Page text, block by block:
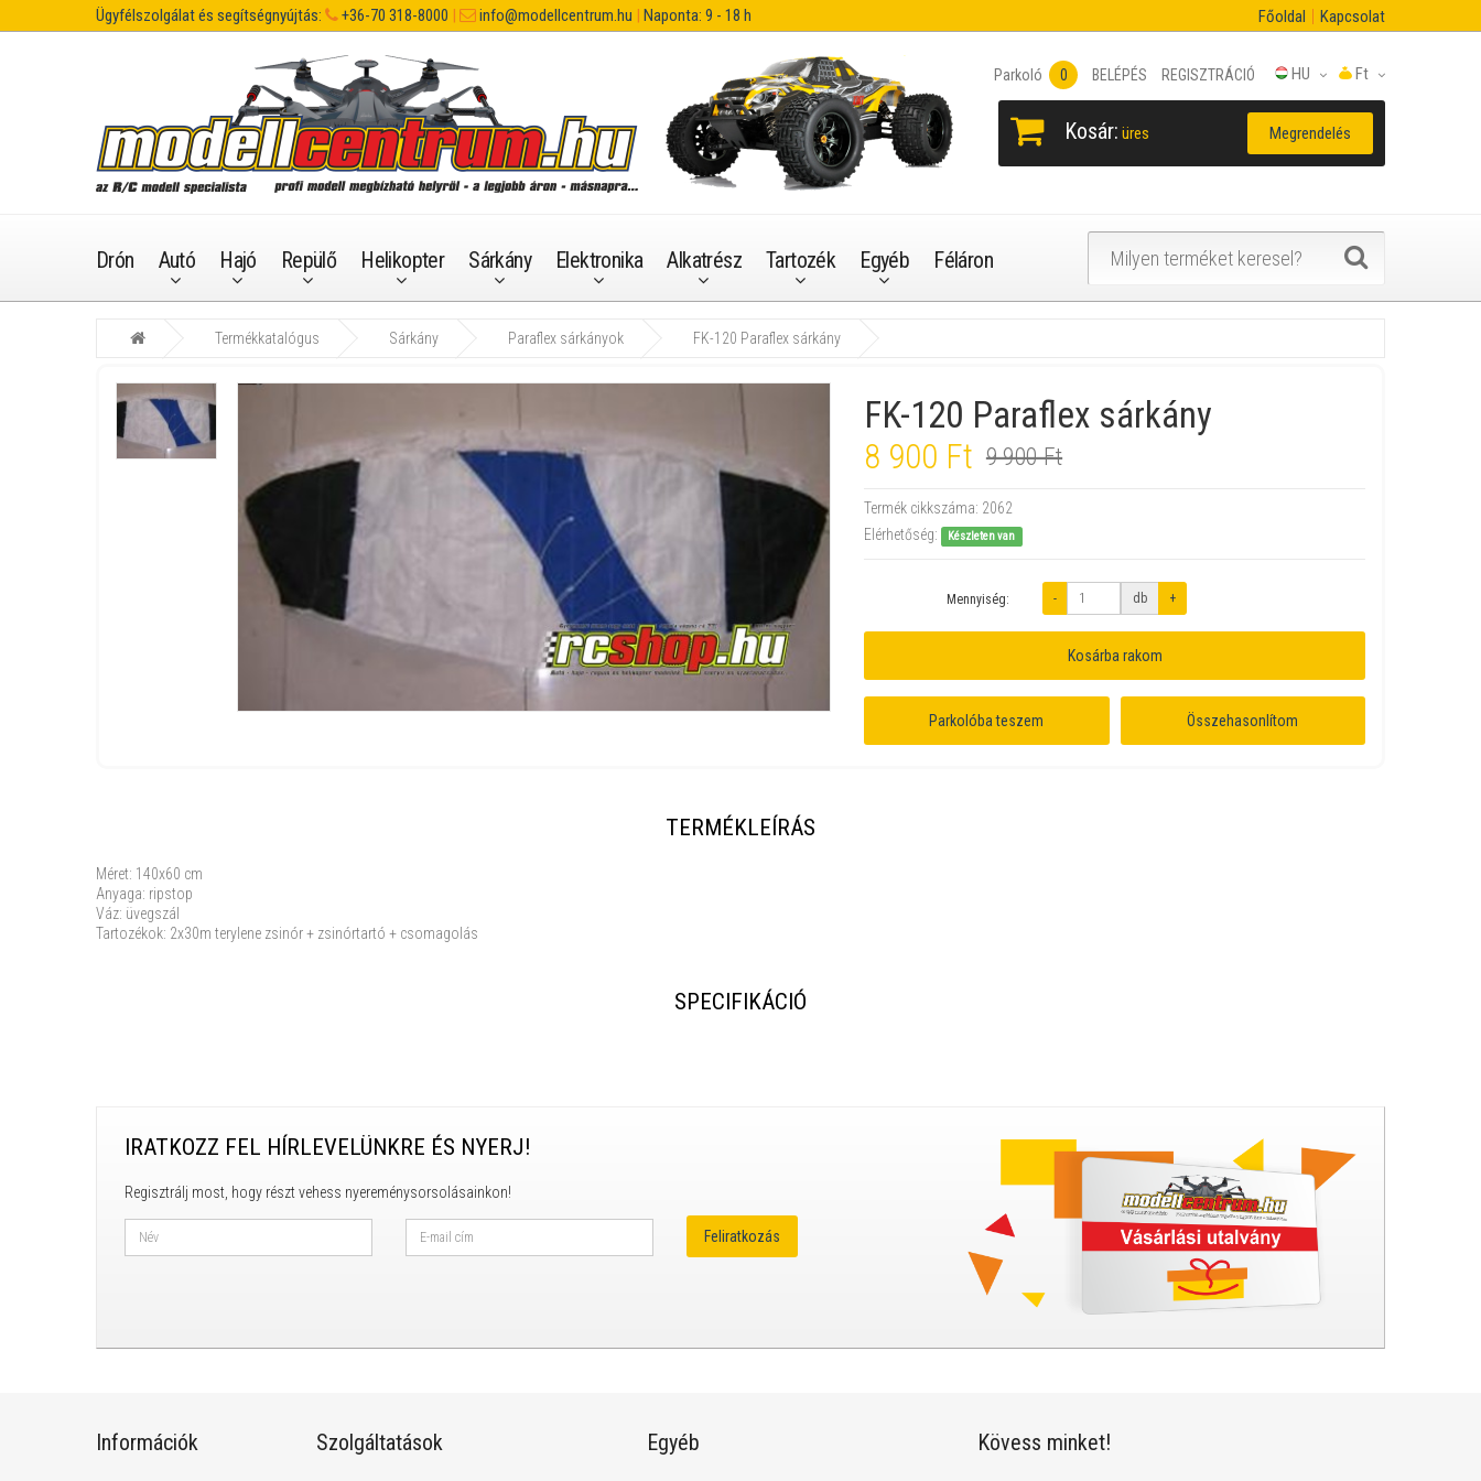
Ügyfélszolgálat és segítségnyújtás: +36-70 318-8000 | info@modellcentrum.hu | Naponta: 9 - 18 h Főoldal Kapcsolat
Ft
HU
Parkoló 0 BELÉPÉS REGISZTRÁCIÓ
Kosár: üres Megrendelés
Drón Autó Hajó Repülő Helikopter Sárkány Elektronika Alkatrész Tartozék Egyéb Féláron
Termékkatalógus Sárkány Paraflex sárkányok FK-120 Paraflex sárkány
FK-120 Paraflex sárkány
8 900 Ft 9 900 Ft
Termék cikkszáma: 2062
Elérhetőség:
Készleten van
Mennyiség: - db +
Kosárba rakom
Parkolóba teszem Összehasonlítom
TERMÉKLEÍRÁS
Méret: 140x60 cm
Anyaga: ripstop
Váz: üvegszál
Tartozékok: 2x30m terylene zsinór + zsinórtartó + csomagolás
SPECIFIKÁCIÓ
IRATKOZZ FEL HÍRLEVELÜNKRE ÉS NYERJ!
Regisztrálj most, hogy részt vehess nyereménysorsolásainkon!
Információk Szolgáltatások Egyéb Kövess minket!